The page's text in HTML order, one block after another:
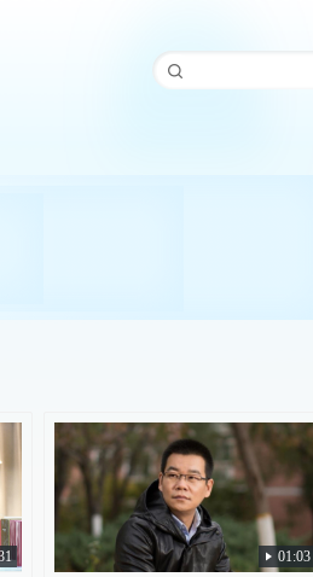
01:03